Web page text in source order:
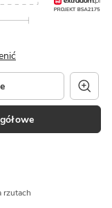
rzutach